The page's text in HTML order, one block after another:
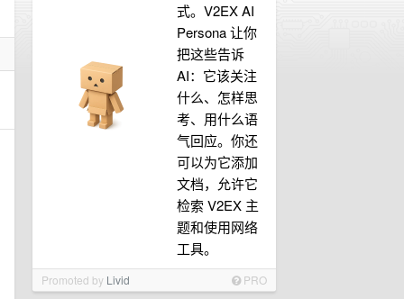
式。V2EX AI
Persona 让你
把这些告诉
AI：它该关注
什么、怎样思
考、用什么语
气回应。你还
可以为它添加
文档，允许它
检索 V2EX 主
题和使用网络
工具。
Promoted by Livid PRO